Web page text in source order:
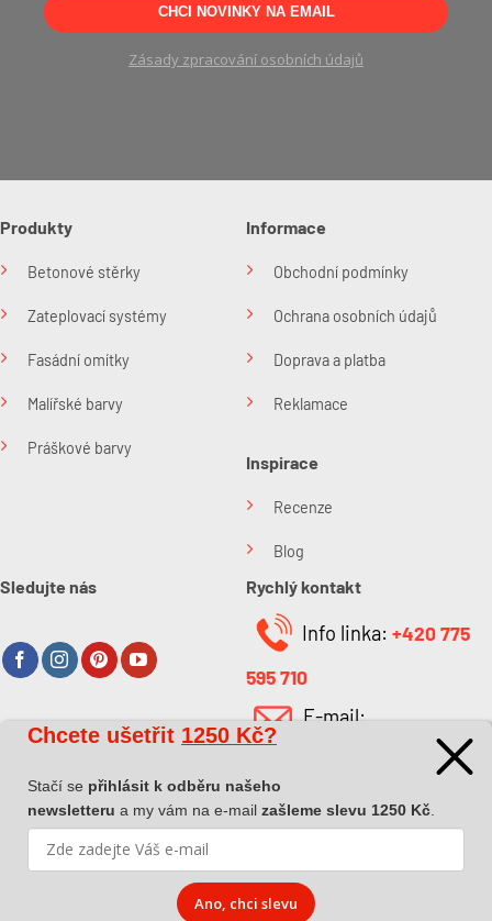
CHCI NOVINKY NA EMAIL
Zásady zpracování osobních údajů
Produkty
Betonové stěrky
Zateplovací systémy
Fasádní omítky
Malířské barvy
Práškové barvy
Informace
Obchodní podmínky
Ochrana osobních údajů
Doprava a platba
Reklamace
Inspirace
Recenze
Blog
Sledujte nás
O společnosti
O nás
Kontakt
Rychlý kontakt
Info linka: +420 775
595 710
E-mail:
Chcete ušetřit 1250 Kč?
Stačí se přihlásit k odběru našeho
newsletteru a my vám na e-mail zašleme slevu 1250 Kč
Ano, chci slevu